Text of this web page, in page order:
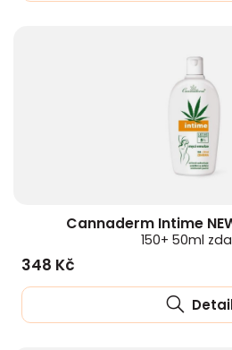
Cannaderm Intime
150+ 50ml
348 Kč